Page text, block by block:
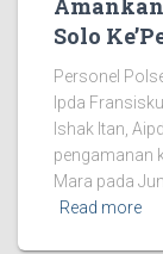
Solo
Personel
Ipda
Ishak Itan,
pengamanan
Mara pada
Read more